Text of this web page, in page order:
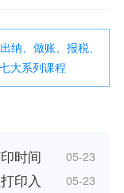
纳、做账、报税、
大系列课程
时间 05-23
印入 05-23